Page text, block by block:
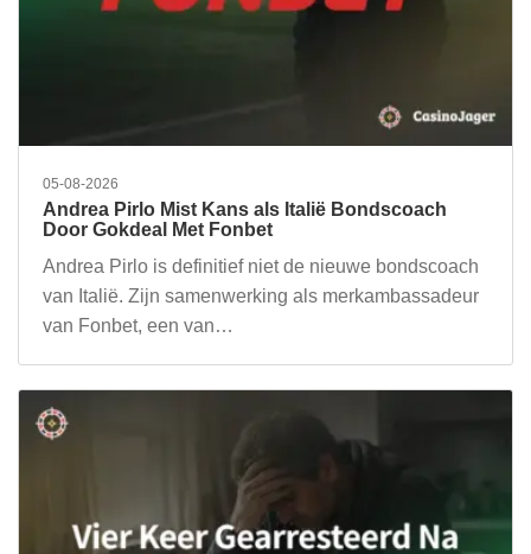
05-08-2026
Andrea Pirlo Mist Kans als Italië Bondscoach
Door Gokdeal Met Fonbet
Andrea Pirlo is definitief niet de nieuwe bondscoach
van Italië. Zijn samenwerking als merkambassadeur
van Fonbet, een van…